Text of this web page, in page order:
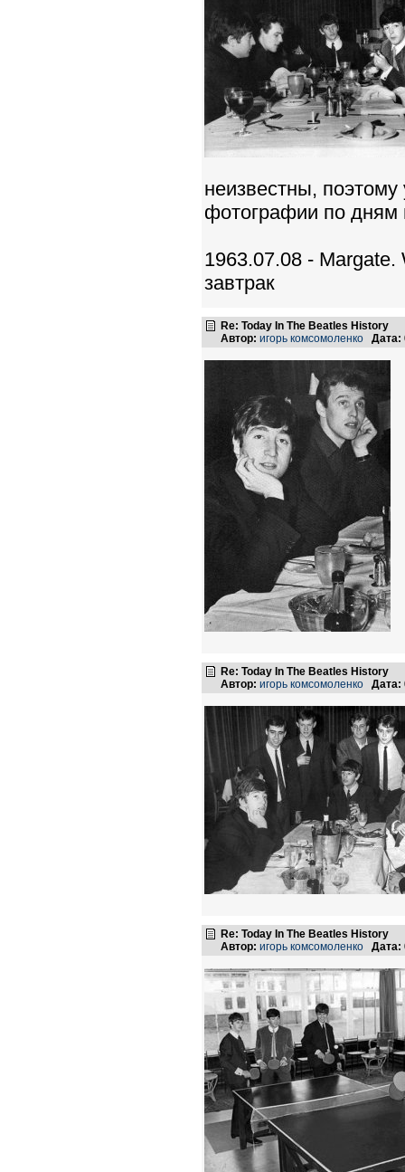
неизвестны,
фотографии по дням
1963.07.08 - Margate.
завтрак
Re: Today In The Beatles History
Автор: игорь комсомоленко Дата:
Re: Today In The Beatles History
Автор: игорь комсомоленко Дата:
Re: Today In The Beatles History
Автор: игорь комсомоленко Дата: